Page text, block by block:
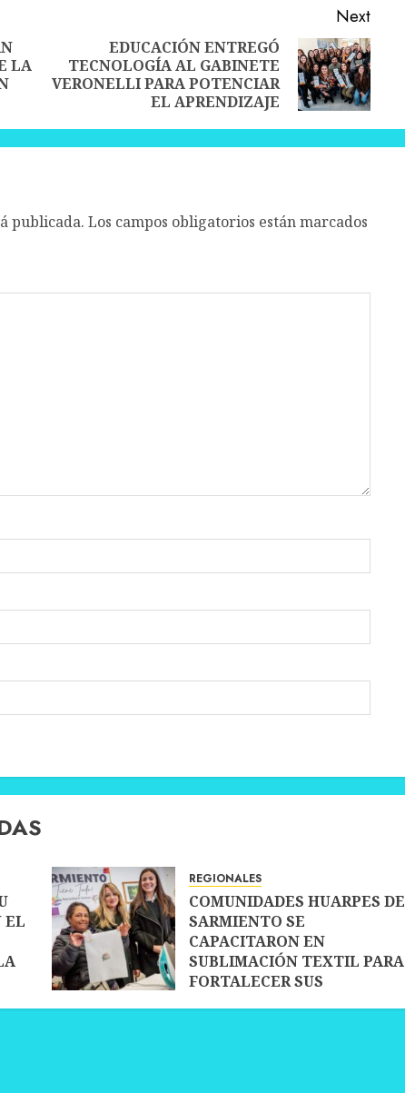
Previous
post:
LA
Next
Next
post:
EDUCACIÓN ENTREGÓ
TECNOLOGÍA AL GABINETE
VERONELLI PARA POTENCIAR
EL APRENDIZAJE
publicada. Los campos obligatorios están marcados
EL
REGIONALES
COMUNIDADES HUARPES DE
SARMIENTO SE
CAPACITARON EN
SUBLIMACIÓN TEXTIL PARA
FORTALECER SUS